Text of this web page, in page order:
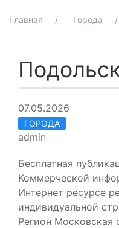
Главная Города
07.05.2026
ГОРОДА
admin
Бесплатная
Коммерческой
Интернет ресурсе
индивидуальной
Регион Московская